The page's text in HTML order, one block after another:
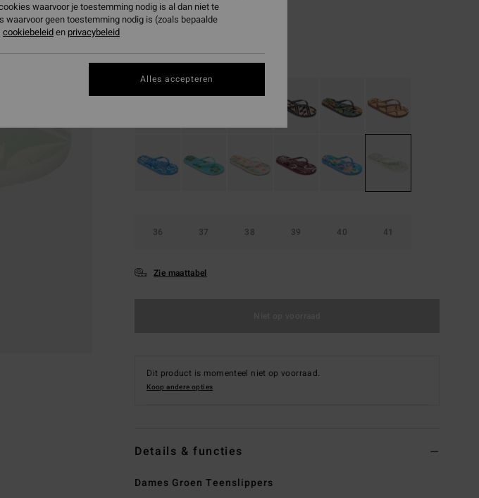
SALE
SALE ON SALE EXTRA 25%
KleurPistachio
36 37 38 39 40 41
Zie maattabel
Dit product is momenteel niet op voorraad.
Koop andere opties
Details & functies
Dames Groen Teenslippers
waarvoor je toestemming nodig is al dan niet te
geen toestemming nodig is (zoals bepaalde
cookiebeleiden privacybeleid
Alles accepteren